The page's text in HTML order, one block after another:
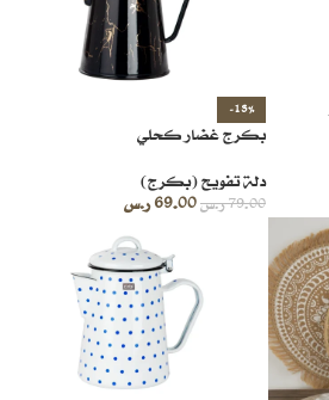
-13%
بكرج غضار كحلي
دلة تفويح (بكرج)
79.00ر.س69.00ر.س